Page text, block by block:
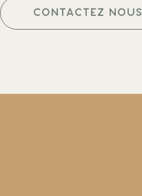
CONTACTEZ NOUS